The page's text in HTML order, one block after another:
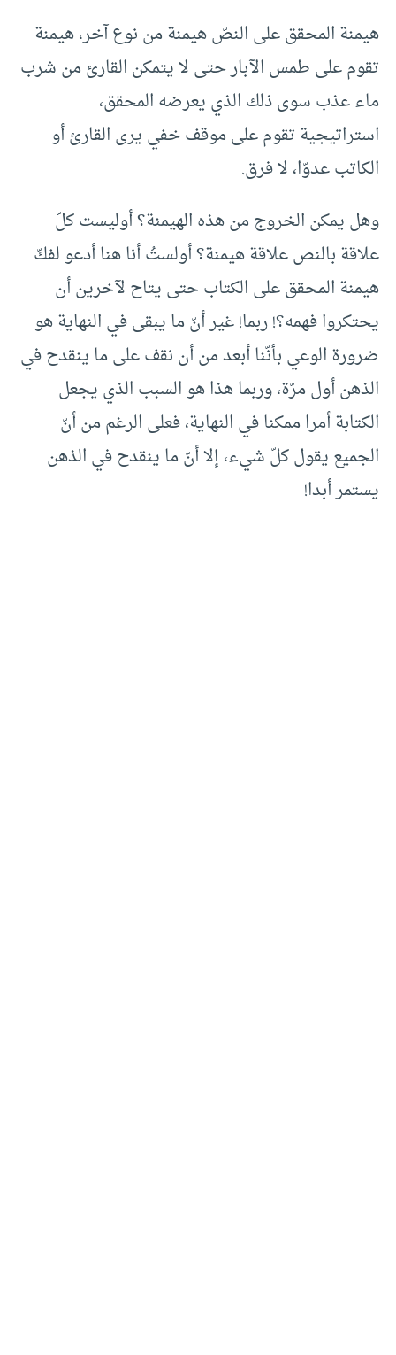
هيمنة المحقق على النصّ هيمنة من نوع آخر، هيمنة
تقوم على طمس الآبار حتى لا يتمكن القارئ من شرب
ماء عذب سوى ذلك الذي يعرضه المحقق،
استراتيجية تقوم على موقف خفي يرى القارئ أو
الكاتب عدوّا، لا فرق.
وهل يمكن الخروج من هذه الهيمنة؟ أوليست كلّ
علاقة بالنص علاقة هيمنة؟ أولستُ أنا هنا أدعو لفكّ
هيمنة المحقق على الكتاب حتى يتاح لآخرين أن
يحتكروا فهمه؟! ربما! غير أنّ ما يبقى في النهاية هو
ضرورة الوعي بأنّنا أبعد من أن نقف على ما ينقدح في
الذهن أول مرّة، وربما هذا هو السبب الذي يجعل
الكتابة أمرا ممكنا في النهاية، فعلى الرغم من أنّ
الجميع يقول كلّ شيء، إلا أنّ ما ينقدح في الذهن
يستمر أبدا!